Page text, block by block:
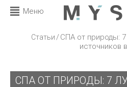
Меню
Статьи/СПА от природы:
источников
СПА ОТ ПРИРОДЫ: 7